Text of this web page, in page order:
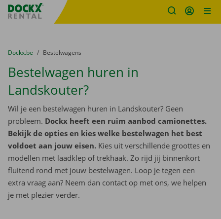
Fratello DEMO
U bevindt zich hier:
van
Dockx.be naar
Bestelwagens
Bestelwagen huren in
Landskouter?
Wil je een bestelwagen huren in Landskouter? Geen
probleem. Dockx heeft een ruim aanbod camionettes.
Bekijk de opties en kies welke bestelwagen het best
voldoet aan jouw eisen. Kies uit verschillende groottes en
modellen met laadklep of trekhaak. Zo rijd jij binnenkort
fluitend rond met jouw bestelwagen. Loop je tegen een
extra vraag aan? Neem dan contact op met ons, we helpen
je met plezier verder.